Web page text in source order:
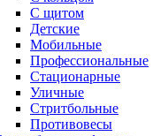
С щитом
Детские
Мобильные
Профессиональные
Стационарные
Уличные
Стритбольные
Противовесы